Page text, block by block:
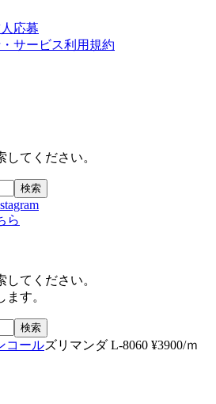
応募
サービス利用規約
てください。
検索
ら
てください。
す。
検索
コールズリマンダ L-8060 ¥3900/ｍ